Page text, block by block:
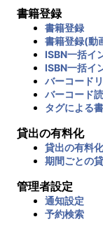
書籍登録
書籍登録
書籍登録(動
ISBN一括イ
ISBN一括イ
バーコード
バーコード
タグによる
貸出の有料化
貸出の有料化
期間ごとの
管理者設定
通知設定
予約検索